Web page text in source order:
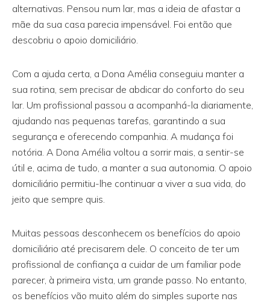
alternativas. Pensou num lar, mas a ideia de afastar a
mãe da sua casa parecia impensável. Foi então que
descobriu o apoio domiciliário.
Com a ajuda certa, a Dona Amélia conseguiu manter a
sua rotina, sem precisar de abdicar do conforto do seu
lar. Um profissional passou a acompanhá-la diariamente,
ajudando nas pequenas tarefas, garantindo a sua
segurança e oferecendo companhia. A mudança foi
notória. A Dona Amélia voltou a sorrir mais, a sentir-se
útil e, acima de tudo, a manter a sua autonomia. O apoio
domiciliário permitiu-lhe continuar a viver a sua vida, do
jeito que sempre quis.
Muitas pessoas desconhecem os benefícios do apoio
domiciliário até precisarem dele. O conceito de ter um
profissional de confiança a cuidar de um familiar pode
parecer, à primeira vista, um grande passo. No entanto,
os benefícios vão muito além do simples suporte nas